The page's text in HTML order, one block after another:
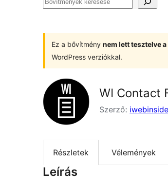
Ez a bővítmény nem lett tesztelve
WordPress verziókkal.
WI Contact
Szerző: iwebinside
Részletek Vélemények
Leírás